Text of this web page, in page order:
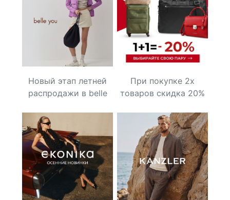
Новый этап летней
распродажи в belle
При покупке 2х
товаров скидка 20%